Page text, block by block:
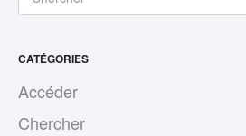
CATÉGORIES
Accéder
Chercher